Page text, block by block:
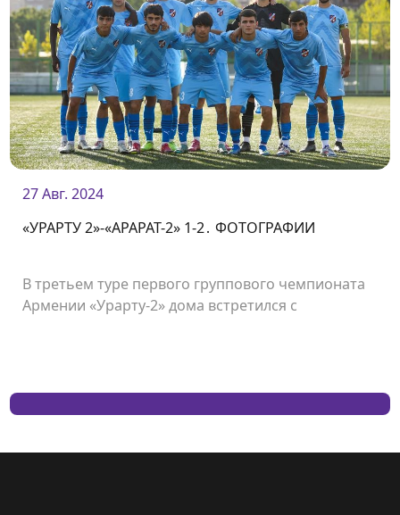
27 Авг. 2024
«УРАРТУ 2»-«АРАРАТ-2» 1-2․ ФОТОГРАФИИ
В третьем туре первого группового чемпионата
Армении «Урарту-2» дома встретился с